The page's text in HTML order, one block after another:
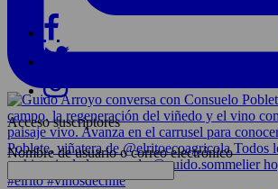
Acceso suscriptores
Nombre de usuario o correo electrónico